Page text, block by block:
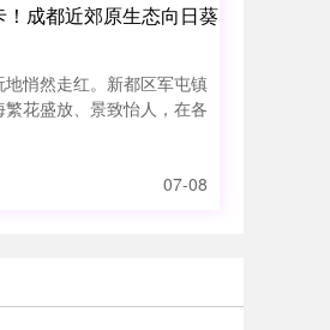
成都近郊原生态向日葵
悄然走红。新都区军屯镇
花盛放、景致怡人，在各
07-08